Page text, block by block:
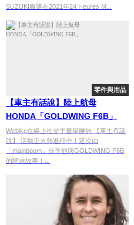
SUZUKI廠隊在2021年24 Heures M...
零件與用品
【車主有話說】陸上航母
HONDA「GOLDWING F6B」
Webike在線上社交平臺舉辦的 【車主有話
說】 活動正火熱進行中！這次由
「mainboom」分享他與GOLDWING F6B
的騎乘故事！...